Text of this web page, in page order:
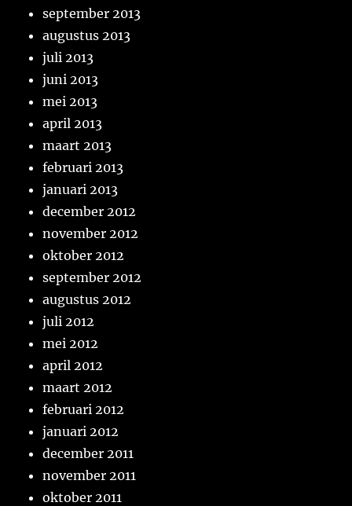
september 2013
augustus 2013
juli 2013
juni 2013
mei 2013
april 2013
maart 2013
februari 2013
januari 2013
december 2012
november 2012
oktober 2012
september 2012
augustus 2012
juli 2012
mei 2012
april 2012
maart 2012
februari 2012
januari 2012
december 2011
november 2011
oktober 2011